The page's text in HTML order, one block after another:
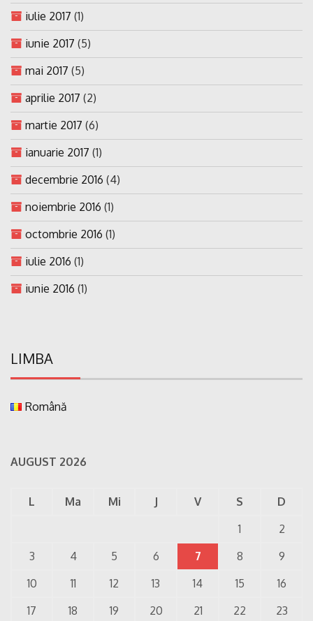
iulie 2017 (1)
iunie 2017 (5)
mai 2017 (5)
aprilie 2017 (2)
martie 2017 (6)
ianuarie 2017 (1)
decembrie 2016 (4)
noiembrie 2016 (1)
octombrie 2016 (1)
iulie 2016 (1)
iunie 2016 (1)
LIMBA
Română
AUGUST 2026
L Ma Mi J V S
D
1
2
3
4 5 6 7 8
9
10
11 12 13 14 15
16
17
18 19 20 21 22 23